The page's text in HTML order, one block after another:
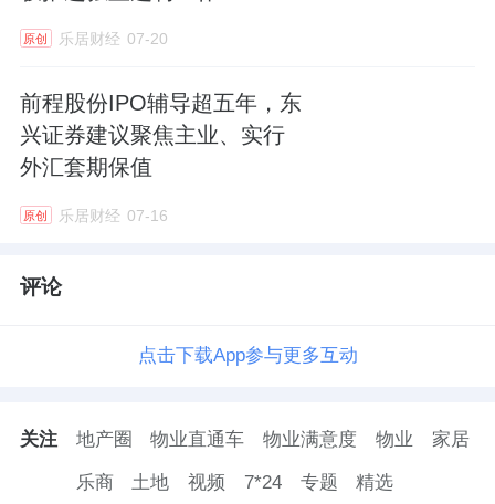
原创 乐居财经 07-20
前程股份IPO辅导超五年，东
兴证券建议聚焦主业、实行
外汇套期保值
原创 乐居财经 07-16
评论
点击下载App参与更多互动
关注 地产圈 物业直通车 物业满意度 物业 家居
乐商 土地 视频 7*24 专题 精选